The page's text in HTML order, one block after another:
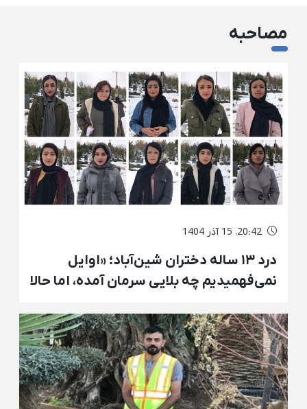
مصاحبه
20:42، 15 آذر 1404
درد ۱۳ ساله دختران شین‌آباد؛ «اوایل
نمی‌فهمیدیم چه بلایی سرمان آمده، اما حالا